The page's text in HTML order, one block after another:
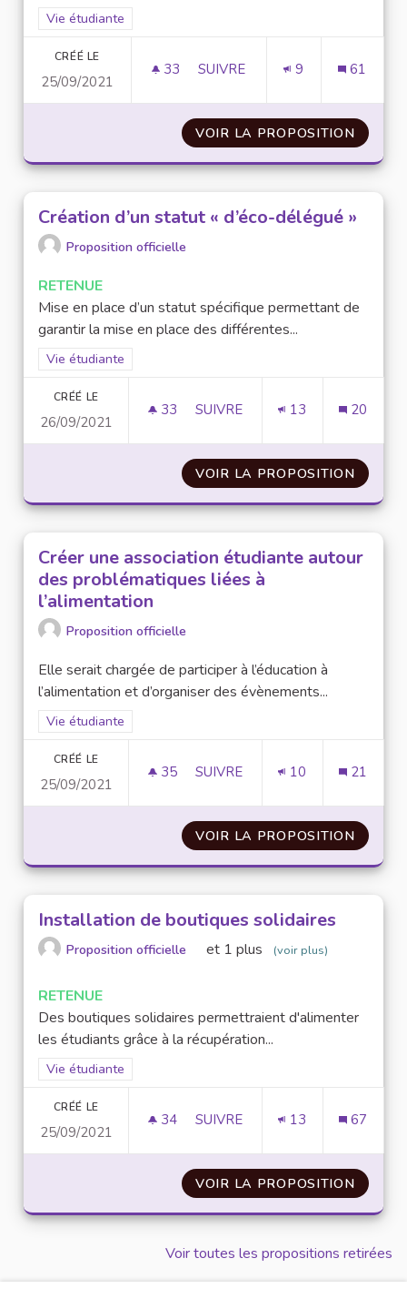
Filtrer les résultats de la catégorie : Vie étudiante
Vie étudiante
CRÉÉ LE
25/09/2021
33 33 ABONNÉS
SUIVRE 9 61
VOIR LA PROPOSITION
Création d’un statut « d’éco-délégué »
Proposition officielle
RETENUE
Mise en place d’un statut spécifique permettant de
garantir la mise en place des différentes...
Filtrer les résultats de la catégorie : Vie étudiante
Vie étudiante
CRÉÉ LE
26/09/2021
33 33 ABONNÉS
SUIVRE 13 20
VOIR LA PROPOSITION
Créer une association étudiante autour
des problématiques liées à
l’alimentation
Proposition officielle
Elle serait chargée de participer à l’éducation à
l’alimentation et d’organiser des évènements...
Filtrer les résultats de la catégorie : Vie étudiante
Vie étudiante
CRÉÉ LE
25/09/2021
35 35 ABONNÉS
SUIVRE 10 21
VOIR LA PROPOSITION
Installation de boutiques solidaires
Proposition officielle et 1 plus (voir plus)
RETENUE
Des boutiques solidaires permettraient d'alimenter
les étudiants grâce à la récupération...
Filtrer les résultats de la catégorie : Vie étudiante
Vie étudiante
CRÉÉ LE
25/09/2021
34 34 ABONNÉS
SUIVRE 13 67
VOIR LA PROPOSITION
Voir toutes les propositions retirées